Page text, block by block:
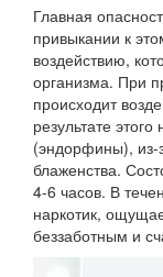
Главная
привыкании к
воздействию,
организма. При
происходит
результате
(эндорфины), из-
блаженства.
4-6 часов. В
наркотик,
беззаботным и